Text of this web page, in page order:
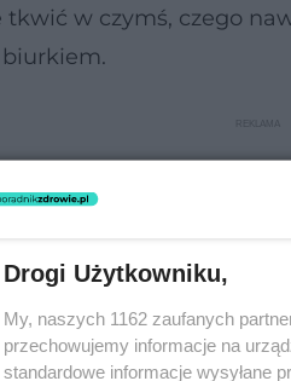
w czymś, czego
Drogi Użytkowniku,
My, naszych 1162 zaufanych
przechowujemy informacje na
standardowe informacje wysyłane